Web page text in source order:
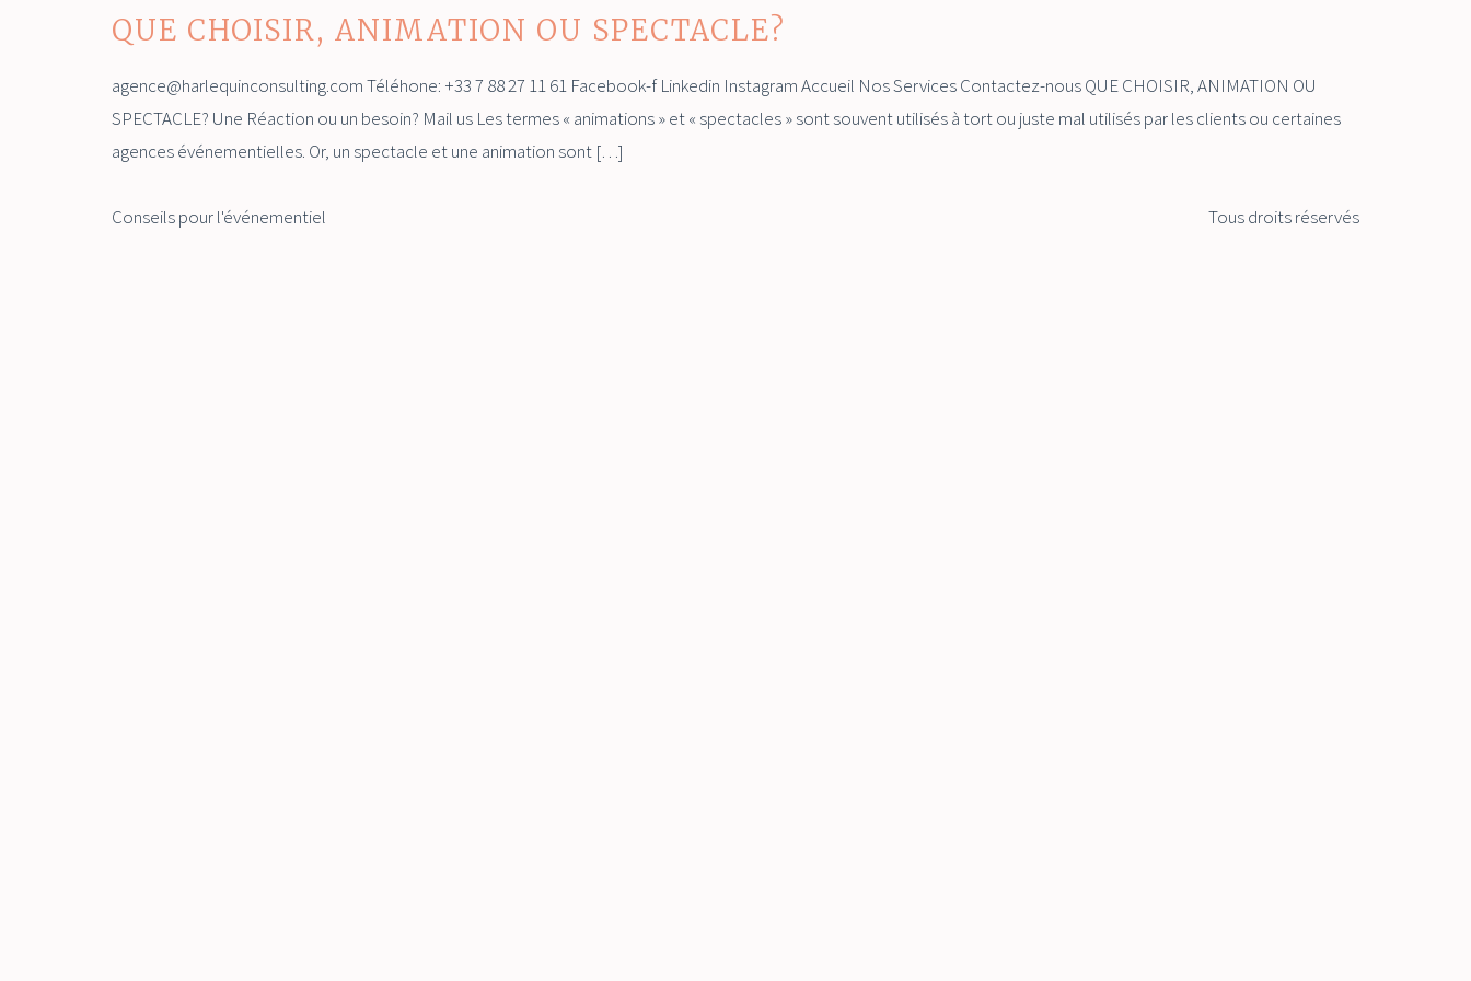
QUE CHOISIR, ANIMATION OU SPECTACLE?
agence@harlequinconsulting.com Téléhone: +33 7 88 27 11 61 Facebook-f Linkedin Instagram Accueil Nos Services Contactez-nous QUE CHOISIR, ANIMATION OU
SPECTACLE? Une Réaction ou un besoin? Mail us Les termes « animations » et « spectacles » sont souvent utilisés à tort ou juste mal utilisés par les clients ou certaines
agences événementielles. Or, un spectacle et une animation sont […]
Conseils pour l'événementiel Tous droits réservés